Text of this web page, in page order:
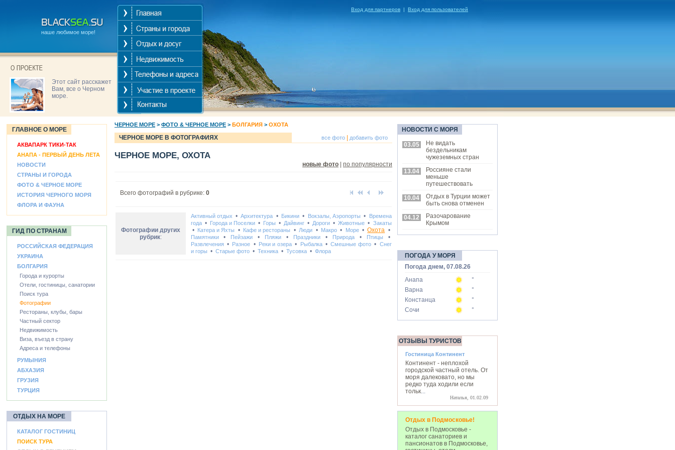
наше любимое море!
Этот сайт расскажет
Вам, все о Черном
море.
Вход для партнеров | Вход для пользователей
ГЛАВНОЕ О МОРЕ
АКВАПАРК ТИКИ-ТАК
АНАПА - ПЕРВЫЙ ДЕНЬ ЛЕТА
НОВОСТИ
СТРАНЫ И ГОРОДА
ФОТО & ЧЕРНОЕ МОРЕ
ИСТОРИЯ ЧЕРНОГО МОРЯ
ФЛОРА И ФАУНА
ГИД ПО СТРАНАМ
РОССИЙСКАЯ ФЕДЕРАЦИЯ
УКРАИНА
БОЛГАРИЯ
Города и курорты
Отели, гостиницы, санатории
Поиск тура
Фотографии
Рестораны, клубы, бары
Частный сектор
Недвижимость
Виза, въезд в страну
Адреса и телефоны
РУМЫНИЯ
АБХАЗИЯ
ГРУЗИЯ
ТУРЦИЯ
ОТДЫХ НА МОРЕ
КАТАЛОГ ГОСТИНИЦ
ПОИСК ТУРА
ЧЕРНОЕ МОРЕ > ФОТО & ЧЕРНОЕ МОРЕ > БОЛГАРИЯ > ОХОТА
ЧЕРНОЕ МОРЕ В ФОТОГРАФИЯХ все фото добавить фото
ЧЕРНОЕ МОРЕ, ОХОТА
новые фото по популярности
Всего фотографий в рубрике: 0
Фотографии других
рубрик:
Активный отдых •Архитектура • Бикини • Вокзалы, Аэропорты •
Времена
года• Города и Поселки• Горы •Дайвинг •Дороги •Животные • Закаты
• Катера и Яхты • Кафе и рестораны •Люди • Макро• Море•Охота •
Памятники• Пейзажи • Пляжи • Праздники• Природа• Птицы •
Развлечения• Разное • Реки и озера• Рыбалка•Смешные фото• Снег
и горы • Старые фото• Техника• Тусовка• Флора
НОВОСТИ С МОРЯ
03.05
Не видать
бездельникам
чужеземных стран
13.04
Россияне стали
меньше
путешествовать
10.04
Отдых в Турции может
быть снова отменен
04.12
Разочарование
Крымом
ПОГОДА У МОРЯ
Погода днем, 07.08.26
Анапа
°
Варна
°
Констанца
°
Сочи
°
ОТЗЫВЫ ТУРИСТОВ
Гостиница Континент
Континент - неплохой
городской частный отель. От
моря далековато, но мы
редко туда ходили если
тольк...
Наталья, 01.02.09
Отдых в Подмосковье!
Отдых в Подмосковье -
каталог санаториев и
пансионатов в Подмосковье,